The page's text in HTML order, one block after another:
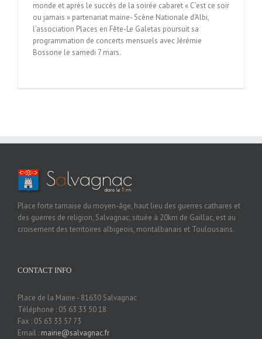
monde et après le succès de la soirée cabaret « C’est ce soir
ou jamais » partenariat mairie- Scène Nationale d'Albi,
l'association Places en Fête-Le Galetas poursuit sa
programmation de concerts mensuels avec Jérémie
Bossone le samedi 7 mars.
Place forte tarnaise du moyen-âge, haut lieu des guerres cathares et
des guerres de religion, Salvagnac, située à 20km de Gaillac, est au
croisement des territoires albigeois, montalbanais et Toulousains.
CONTACT INFO
Place de la Mairie - 81630 Salvagnac
Téléphone : 05 63 33 50 18
Fax : 05 63 33 57 73
Email : mairie@salvagnac.fr